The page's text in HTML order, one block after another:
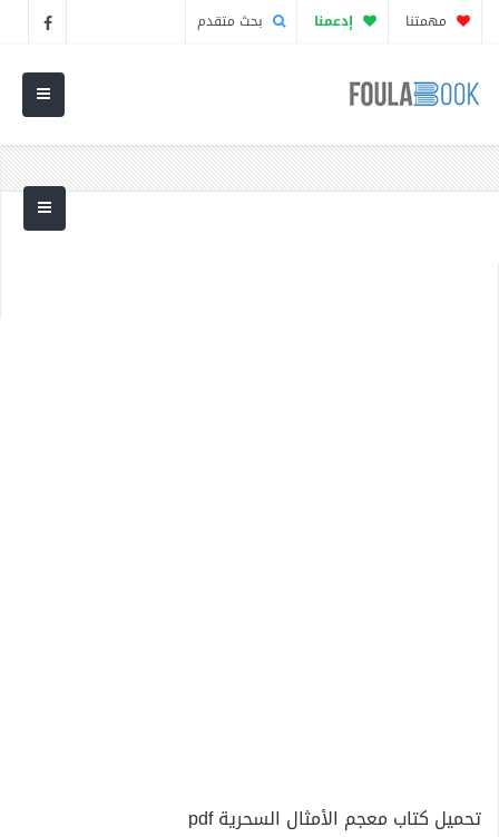
مهمتنا إدعمنا بحث متقدم
تحميل كتاب معجم الأمثال السحرية pdf